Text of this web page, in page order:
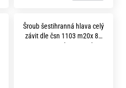
Šroub šestihranná hlava celý
závit dle čsn 1103 m20x 80
pevnost 5.8 bez povrchu